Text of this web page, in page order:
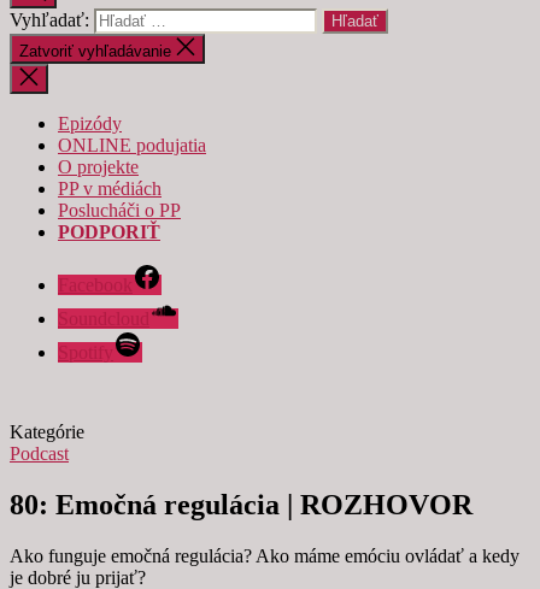
Vyhľadať:
Zatvoriť vyhľadávanie
Epizódy
ONLINE podujatia
O projekte
PP v médiách
Poslucháči o PP
PODPORIŤ
Facebook
Soundcloud
Spotify
Kategórie
Podcast
80: Emočná regulácia | ROZHOVOR
Ako funguje emočná regulácia? Ako máme emóciu ovládať a kedy
je dobré ju prijať?